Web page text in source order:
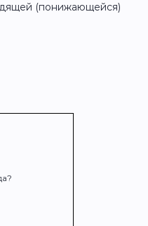
(понижающейся)